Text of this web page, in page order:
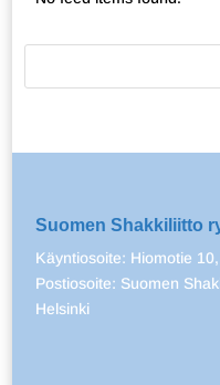
Suomen Shakkiliitto
Käyntiosoite: Hiomotie
Postiosoite: Suomen
Helsinki